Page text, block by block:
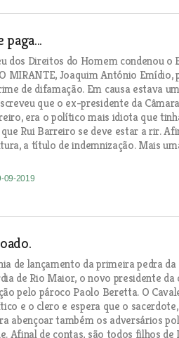
paga...
dos Direitos do Homem condenou o
MIRANTE, Joaquim António
de difamação. Em causa estava
que o ex-presidente da
era o político mais idiota que
Rui Barreiro se deve estar a rir.
a título de indemnização. Mais
09-2019
de lançamento da primeira pedra
de Rio Maior, o novo presidente da
pelo pároco Paolo Beretta. O
e o clero e espera que o
abençoar também os adversários
Afinal de contas, são todos filhos de